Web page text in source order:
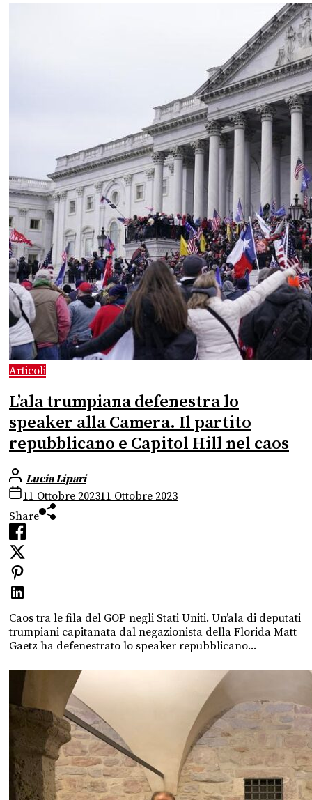
Articoli
L’ala trumpiana defenestra lo
speaker alla Camera. Il partito
repubblicano e Capitol Hill nel caos
Lucia Lipari
11 Ottobre 202311 Ottobre 2023
Share
Caos tra le fila del GOP negli Stati Uniti. Un’ala di deputati
trumpiani capitanata dal negazionista della Florida Matt
Gaetz ha defenestrato lo speaker repubblicano...